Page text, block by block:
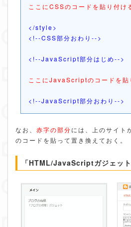
ここにCSSのコードを貼り付け
</style>
<!--CSS部分おわり-->
<!--JavaScript部分はじめ-->
ここにJavaScriptのコードを貼
<!--JavaScript部分おわり-->
なお、 赤字の部分には、上のサイト
のコードを貼って置き換えておく。
「HTML/JavaScriptガジェッ